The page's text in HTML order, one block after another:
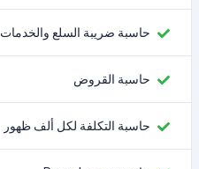
حاسبة ضريبة السلع والخدمات
حاسبة القروض
حاسبة التكلفة لكل ألف ظهور